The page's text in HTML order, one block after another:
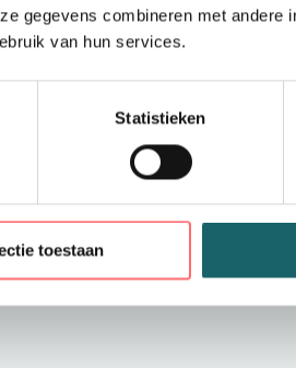
gegevens combineren met andere
van hun services.
Statistieken
toestaan
Materiaal: Okotex 100
Gewicht:134 g/m²
Zakken: No pockets
Neckline: Polo
Sleeve: Lange mouwen